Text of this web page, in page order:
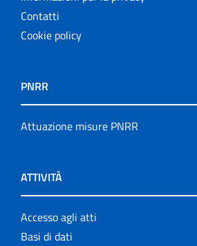
Contatti
Cookie policy
PNRR
Attuazione misure PNRR
ATTIVITÀ
Accesso agli atti
Basi di dati